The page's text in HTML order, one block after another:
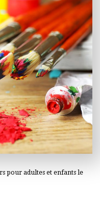
pour adultes et enfants le